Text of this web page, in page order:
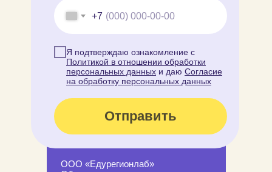
ООО «Едурегионлаб»
+7
Я подтверждаю ознакомление с
Политикой в отношении обработки
персональных данных и даю Согласие
на обработку персональных данных
Отправить